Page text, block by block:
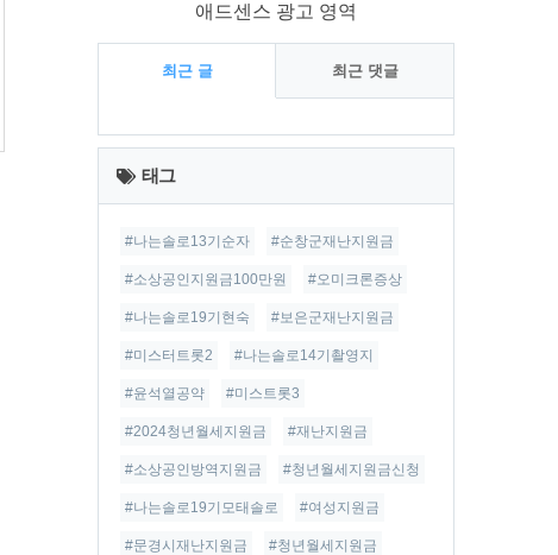
애드센스 광고 영역
최근 글 최근 댓글
최
근
글
태그
#나는솔로13기순자 #순창군재난지원금
#소상공인지원금100만원 #오미크론증상
#나는솔로19기현숙 #보은군재난지원금
#미스터트롯2 #나는솔로14기촬영지
#윤석열공약 #미스트롯3
#2024청년월세지원금 #재난지원금
#소상공인방역지원금 #청년월세지원금신청
#나는솔로19기모태솔로 #여성지원금
#문경시재난지원금 #청년월세지원금